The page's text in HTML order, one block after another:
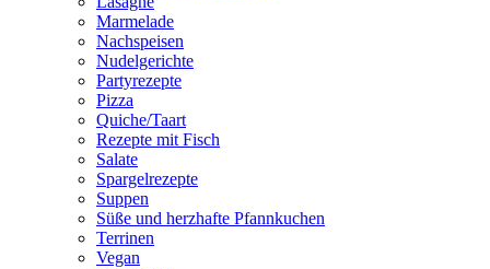
Marmelade
Nachspeisen
Nudelgerichte
Partyrezepte
Pizza
Quiche/Taart
Rezepte mit Fisch
Salate
Spargelrezepte
Suppen
Süße und herzhafte Pfannkuchen
Terrinen
Vegan